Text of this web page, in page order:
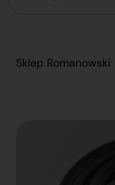
Sklep Romanowski